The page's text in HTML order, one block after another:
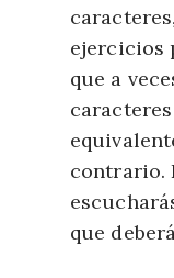
ejercicios
que a
contrario.
que